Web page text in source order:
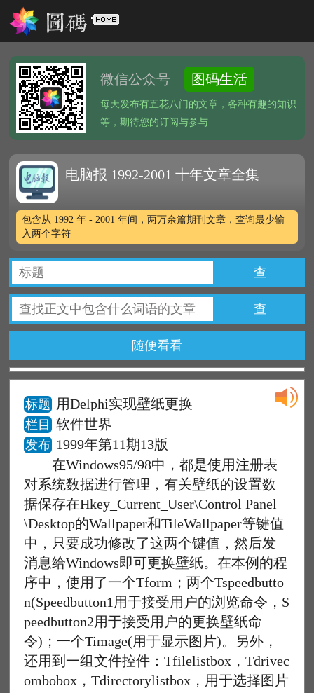
微信公众号 图码生活
每天发布有五花八门的文章，各种有趣的知识
等，期待您的订阅与参与
电脑报 1992-2001 十年文章全集
包含从 1992 年 - 2001 年间，两万余篇期刊文章，查询最少输
入两个字符
查
查
随便看看
标题 用Delphi实现壁纸更换
栏目 软件世界
发布 1999年第11期13版
在Windows95/98中，都是使用注册表
对系统数据进行管理，有关壁纸的设置数
据保存在Hkey_Current_User\Control Panel
\Desktop的Wallpaper和TileWallpaper等键值
中，只要成功修改了这两个键值，然后发
消息给Windows即可更换壁纸。在本例的程
序中，使用了一个Tform；两个Tspeedbutto
n(Speedbutton1用于接受用户的浏览命令，S
peedbutton2用于接受用户的更换壁纸命
令)；一个Timage(用于显示图片)。另外，
还用到一组文件控件：Tfilelistbox，Tdrivec
ombobox，Tdirectorylistbox，用于选择图片